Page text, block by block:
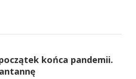
końca pandemii.